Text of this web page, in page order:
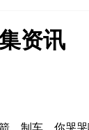
资讯
、制车、你哭